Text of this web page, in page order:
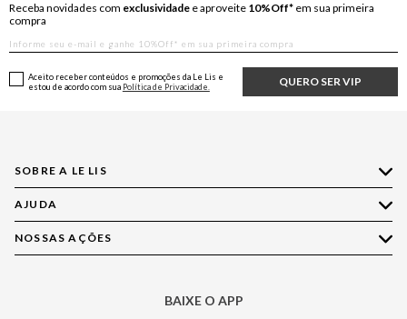
Receba novidades com exclusividade e aproveite 10%Off* em sua primeira
compra
QUERO SER VIP
Aceito receber conteúdos e promoções da Le Lis e
estou de acordo com sua Política de Privacidade.
SOBRE A LE LIS
Quem Somos
Nossas Lojas
Política de Privacidade
AJUDA
Compre pelo WhatsApp
Central de Relacionamento
NOSSAS AÇÕES
BAIXE O APP